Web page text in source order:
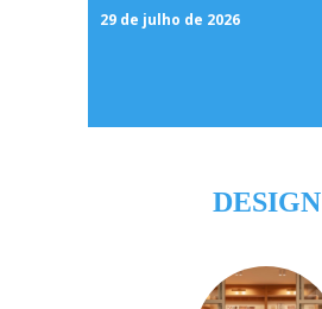
29 de julho de 2026
DESIGN